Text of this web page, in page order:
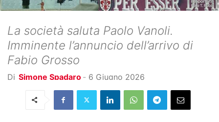
La società saluta Paolo Vanoli.
Imminente l’annuncio dell’arrivo di
Fabio Grosso
Di Simone Spadaro - 6 Giugno 2026